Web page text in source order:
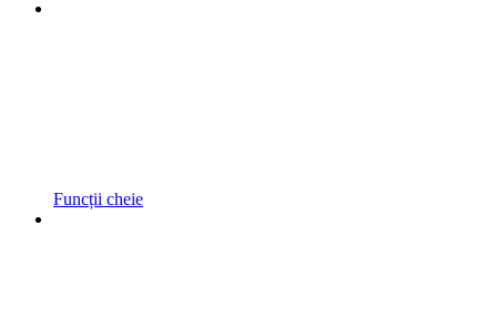
Funcții cheie